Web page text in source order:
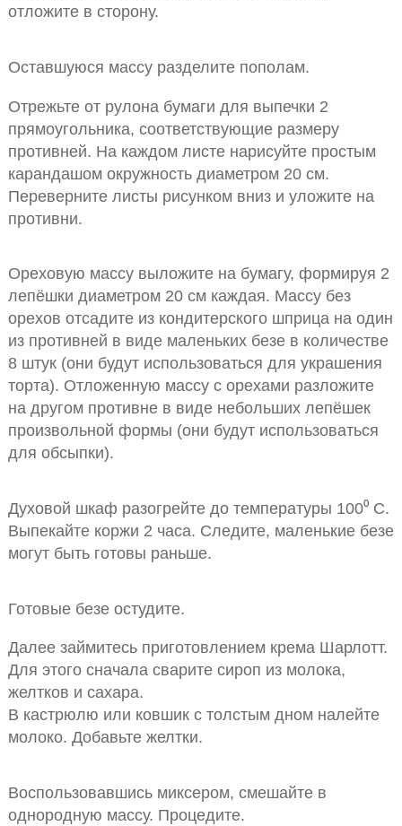
отложите в сторону.
Оставшуюся массу разделите пополам.
Отрежьте от рулона бумаги для выпечки 2
прямоугольника, соответствующие размеру
противней. На каждом листе нарисуйте простым
карандашом окружность диаметром 20 см.
Переверните листы рисунком вниз и уложите на
противни.
Ореховую массу выложите на бумагу, формируя 2
лепёшки диаметром 20 см каждая. Массу без
орехов отсадите из кондитерского шприца на один
из противней в виде маленьких безе в количестве
8 штук (они будут использоваться для украшения
торта). Отложенную массу с орехами разложите
на другом противне в виде небольших лепёшек
произвольной формы (они будут использоваться
для обсыпки).
Духовой шкаф разогрейте до температуры 100⁰ C.
Выпекайте коржи 2 часа. Следите, маленькие безе
могут быть готовы раньше.
Готовые безе остудите.
Далее займитесь приготовлением крема Шарлотт.
Для этого сначала сварите сироп из молока,
желтков и сахара.
В кастрюлю или ковшик с толстым дном налейте
молоко. Добавьте желтки.
Воспользовавшись миксером, смешайте в
однородную массу. Процедите.